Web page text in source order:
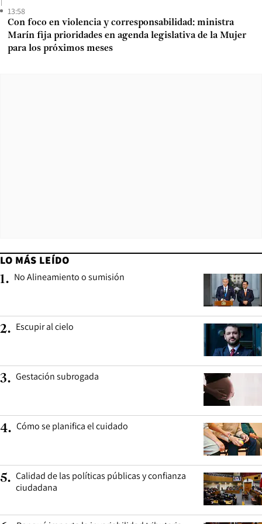
13:58
Con foco en violencia y corresponsabilidad: ministra
Marín fija prioridades en agenda legislativa de la Mujer
para los próximos meses
LO MÁS LEÍDO
1. No Alineamiento o sumisión
2. Escupir al cielo
3. Gestación subrogada
4. Cómo se planifica el cuidado
5. Calidad de las políticas públicas y confianza
ciudadana